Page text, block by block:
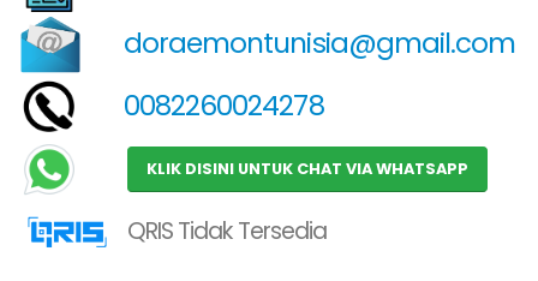
doraemontunisia@gmail.com
0082260024278
KLIK DISINI UNTUK CHAT VIA WHATSAPP
QRIS Tidak Tersedia